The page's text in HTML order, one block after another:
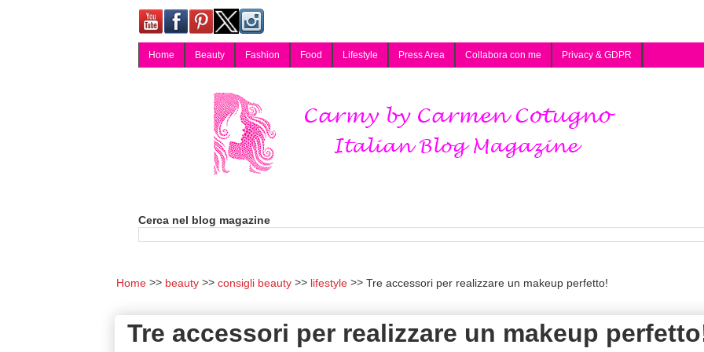
Home Beauty Fashion Food Lifestyle Press Area Collabora con me Privacy & GDPR
Cerca nel blog magazine
Home beauty consigli beauty lifestyle Tre accessori per realizzare un makeup perfetto!
Tre accessori per realizzare un makeup